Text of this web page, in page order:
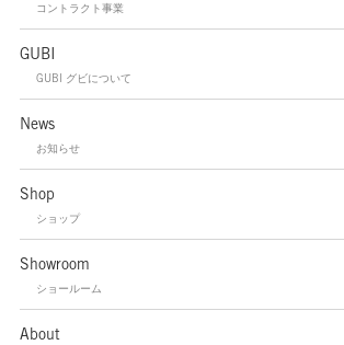
コントラクト事業
GUBI
GUBI グビについて
News
お知らせ
Shop
ショップ
Showroom
ショールーム
About